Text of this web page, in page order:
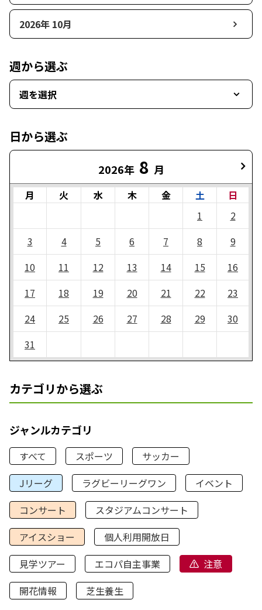
2026年 10月
週から選ぶ
週を選択
日から選ぶ
2026年 8 月
月 火 水 木 金 土
日
1
2
3
4 5 6 7 8
9
10
11 12 13 14 15
16
17
18 19 20 21 22
23
24
25 26 27 28 29
30
31
カテゴリから選ぶ
ジャンルカテゴリ
すべて スポーツ
サッカー
Jリーグ
ラグビーリーグワン
イベント
コンサート
スタジアムコンサート
アイスショー
個人利用開放日
見学ツアー
エコパ自主事業
注意
開花情報
芝生養生